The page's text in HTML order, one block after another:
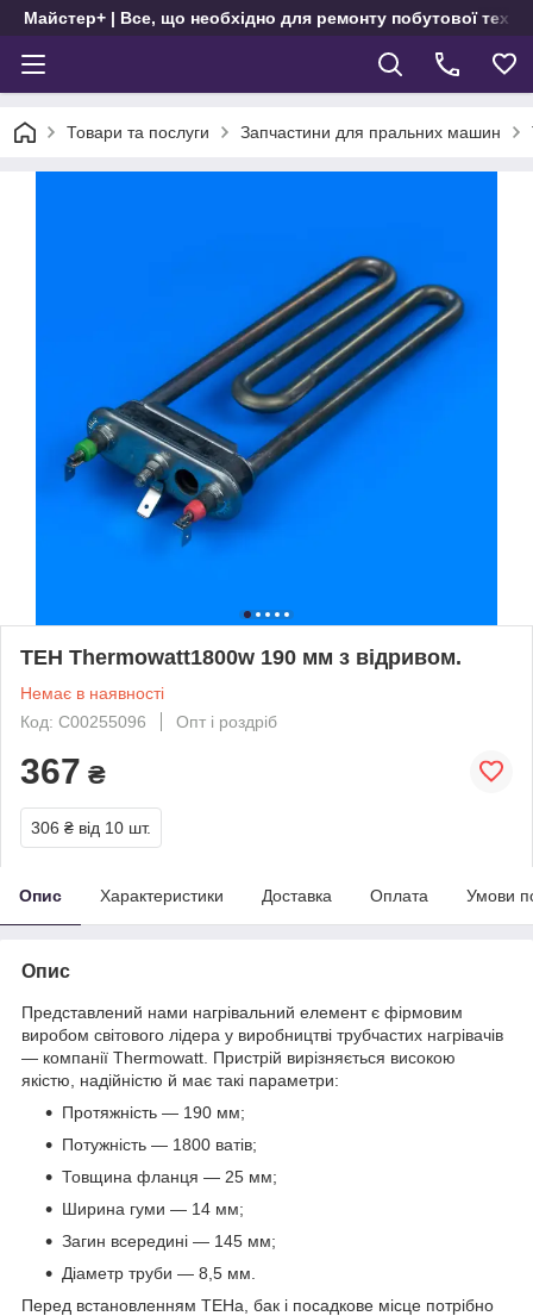
Майстер+ | Все, що необхідно для ремонту побутової
Товари та послуги Запчастини для пральних машин
ТЕН Thermowatt1800w 190 мм з відривом.
Немає в наявності
Код: C00255096
Опт і роздріб
367 ₴
306 ₴ від 10 шт.
Опис Характеристики Доставка Оплата Умови
Опис
Представлений нами нагрівальний елемент є фірмовим
виробом світового лідера у виробництві трубчастих нагрівачів
— компанії Thermowatt. Пристрій вирізняється високою
якістю, надійністю й має такі параметри:
Протяжність — 190 мм;
Потужність — 1800 ватів;
Товщина фланця — 25 мм;
Ширина гуми — 14 мм;
Загин всередині — 145 мм;
Діаметр труби — 8,5 мм.
Перед встановленням ТЕНа, бак і посадкове місце потрібно